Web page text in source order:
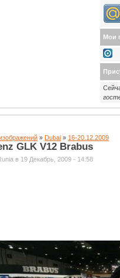
Мои
» Dubai » 16-20.12.2009
GLK V12 Brabus
в 19 Декабрь, 2009 - 14:58